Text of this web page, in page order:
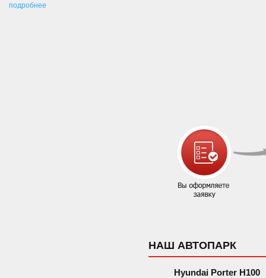
НАШ АВТОПАРК
Hyundai Porter H100
подробнее